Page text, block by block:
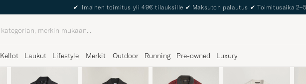
The Care of Carl Passport
Kellot Laukut Lifestyle Merkit Outdoor Running Pre-owned Luxury